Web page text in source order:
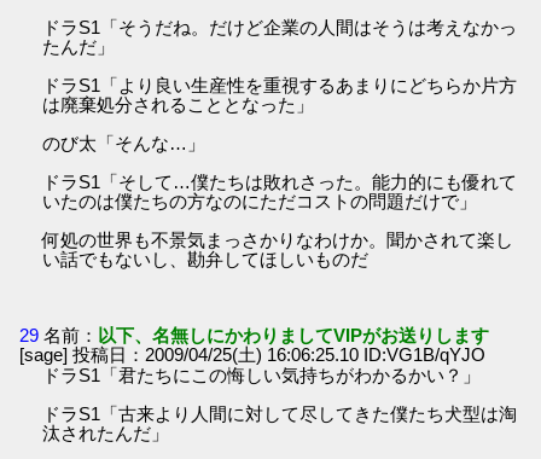
ドラS1「そうだね。だけど企業の人間はそうは考えなかっ
たんだ」
ドラS1「より良い生産性を重視するあまりにどちらか片方
は廃棄処分されることとなった」
のび太「そんな…」
ドラS1「そして…僕たちは敗れさった。能力的にも優れて
いたのは僕たちの方なのにただコストの問題だけで」
何処の世界も不景気まっさかりなわけか。聞かされて楽し
い話でもないし、勘弁してほしいものだ
29 名前： 以下、名無しにかわりましてVIPがお送りします
[sage] 投稿日：2009/04/25(土) 16:06:25.10 ID:VG1B/qYJO
ドラS1「君たちにこの悔しい気持ちがわかるかい？」
ドラS1「古来より人間に対して尽してきた僕たち犬型は淘
汰されたんだ」